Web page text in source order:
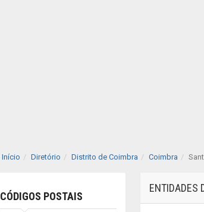
Início Diretório Distrito de Coimbra Coimbra
CÓDIGOS POSTAIS
ENTIDADES